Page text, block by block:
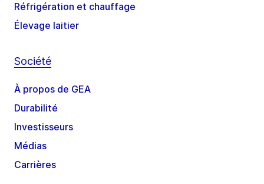
Réfrigération et chauffage
Élevage laitier
Société
À propos de GEA
Durabilité
Investisseurs
Médias
Carrières